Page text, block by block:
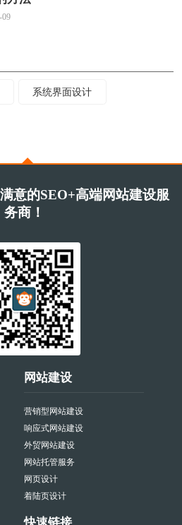
09
系统界面设计
意的SEO+高端网站建设服
务商！
网站建设
营销型网站建设
响应式网站建设
外贸网站建设
网站托管服务
网页设计
着陆页设计